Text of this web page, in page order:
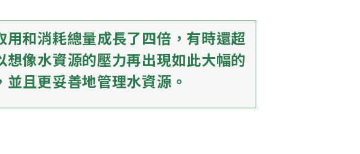
和消耗總量成長了四倍，有時還超
像水資源的壓力再出現如此大幅的
且更妥善地管理水資源。